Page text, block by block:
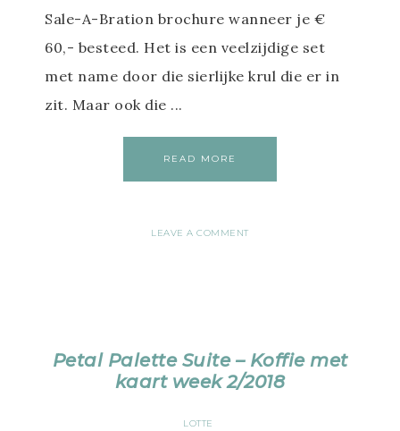
Sale-A-Bration brochure wanneer je €
60,- besteed. Het is een veelzijdige set
met name door die sierlijke krul die er in
zit. Maar ook die ...
READ MORE
LEAVE A COMMENT
Petal Palette Suite – Koffie met
kaart week 2/2018
LOTTE